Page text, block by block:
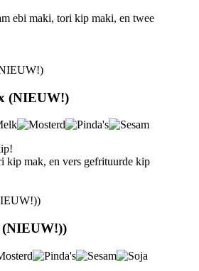
ebi maki, tori kip maki, en twee
(NIEUW!)
kip mak, en vers gefrituurde kip